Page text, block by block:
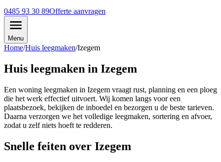
0485 93 30 89Offerte aanvragen
Menu
Home/Huis leegmaken/Izegem
Huis leegmaken in Izegem
Een woning leegmaken in Izegem vraagt rust, planning en een ploeg
die het werk effectief uitvoert. Wij komen langs voor een
plaatsbezoek, bekijken de inboedel en bezorgen u de beste tarieven.
Daarna verzorgen we het volledige leegmaken, sortering en afvoer,
zodat u zelf niets hoeft te redderen.
Snelle feiten over Izegem